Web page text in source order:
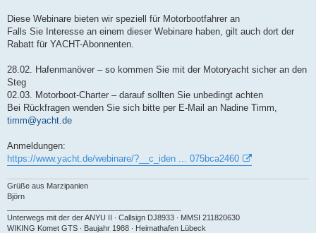
Diese Webinare bieten wir speziell für Motorbootfahrer an
Falls Sie Interesse an einem dieser Webinare haben, gilt auch dort der
Rabatt für YACHT-Abonnenten.
28.02. Hafenmanöver – so kommen Sie mit der Motoryacht sicher an den
Steg
02.03. Motorboot-Charter – darauf sollten Sie unbedingt achten
Bei Rückfragen wenden Sie sich bitte per E-Mail an Nadine Timm,
timm@yacht.de
Anmeldungen:
https://www.yacht.de/webinare/?__c_iden ... 075bca2460
Grüße aus Marzipanien
Björn
Unterwegs mit der der ANYU II ∙ Callsign DJ8933 ∙ MMSI 211820630
WIKING Komet GTS ∙ Baujahr 1988 ∙ Heimathafen Lübeck